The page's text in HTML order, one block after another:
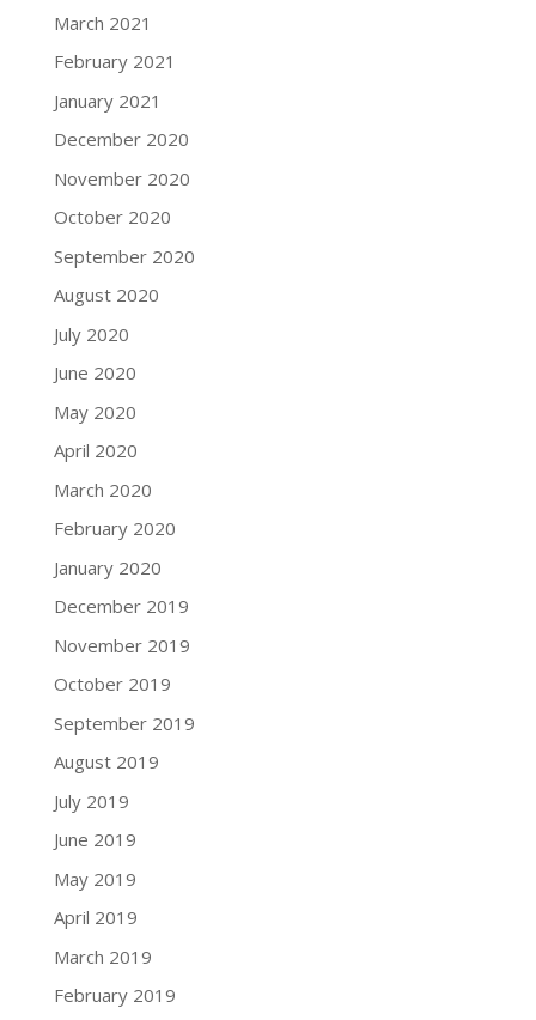
March 2021
February 2021
January 2021
December 2020
November 2020
October 2020
September 2020
August 2020
July 2020
June 2020
May 2020
April 2020
March 2020
February 2020
January 2020
December 2019
November 2019
October 2019
September 2019
August 2019
July 2019
June 2019
May 2019
April 2019
March 2019
February 2019